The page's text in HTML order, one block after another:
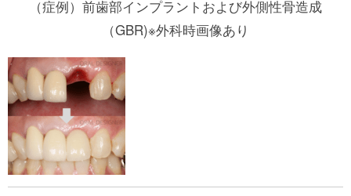
（症例）前歯部インプラントおよび外側性骨造成
（GBR)※外科時画像あり